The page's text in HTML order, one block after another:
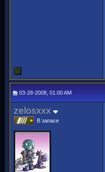
03-28-2008, 01:00 AM
zelosxxx
В запасе